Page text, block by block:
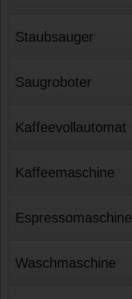
Staubsauger
Saugroboter
Kaffeevollautomat
Kaffeemaschine
Espressomaschine
Waschmaschine